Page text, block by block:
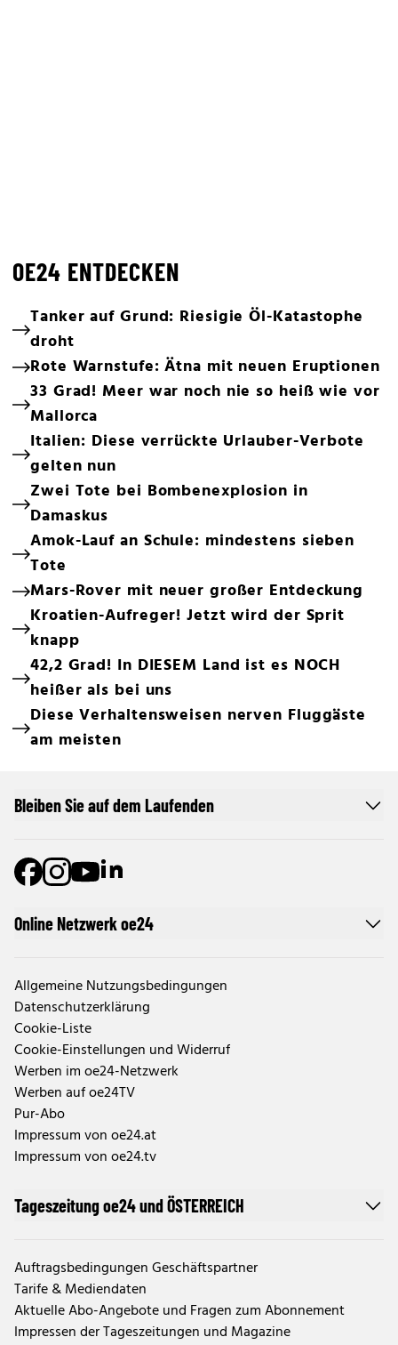
OE24 ENTDECKEN
Tanker auf Grund: Riesigie Öl-Katastophe
droht
Rote Warnstufe: Ätna mit neuen Eruptionen
33 Grad! Meer war noch nie so heiß wie vor
Mallorca
Italien: Diese verrückte Urlauber-Verbote
gelten nun
Zwei Tote bei Bombenexplosion in
Damaskus
Amok-Lauf an Schule: mindestens sieben
Tote
Mars-Rover mit neuer großer Entdeckung
Kroatien-Aufreger! Jetzt wird der Sprit
knapp
42,2 Grad! In DIESEM Land ist es NOCH
heißer als bei uns
Diese Verhaltensweisen nerven Fluggäste
am meisten
Online Netzwerk oe24
Allgemeine Nutzungsbedingungen
Datenschutzerklärung
Cookie-Liste
Cookie-Einstellungen und Widerruf
Werben im oe24-Netzwerk
Werben auf oe24TV
Pur-Abo
Impressum von oe24.at
Impressum von oe24.tv
Tageszeitung oe24 und ÖSTERREICH
Auftragsbedingungen Geschäftspartner
Tarife & Mediendaten
Aktuelle Abo-Angebote und Fragen zum Abonnement
Impressen der Tageszeitungen und Magazine
Bleiben Sie auf dem Laufenden